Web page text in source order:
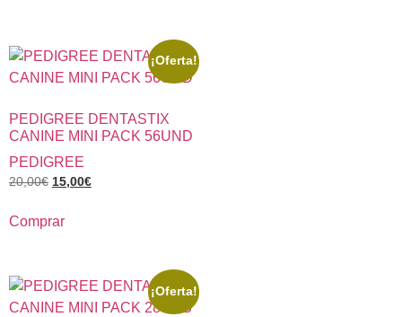
¡Oferta!
PEDIGREE DENTASTIX
CANINE MINI PACK 56UND
PEDIGREE
20,00€ 15,00€
Comprar
¡Oferta!